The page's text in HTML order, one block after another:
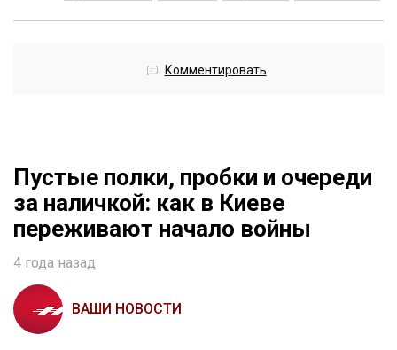
Комментировать
Пустые полки, пробки и очереди
за наличкой: как в Киеве
переживают начало войны
4 года назад
ВАШИ НОВОСТИ